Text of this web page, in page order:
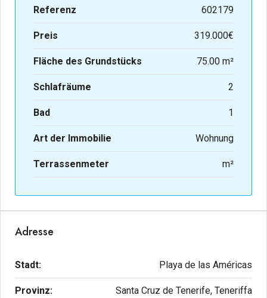
Referenz 602179
Preis 319.000€
Fläche des Grundstücks 75.00 m²
Schlafräume 2
Bad 1
Art der Immobilie Wohnung
Terrassenmeter m²
Adresse
Stadt: Playa de las Américas
Provinz: Santa Cruz de Tenerife, Teneriffa